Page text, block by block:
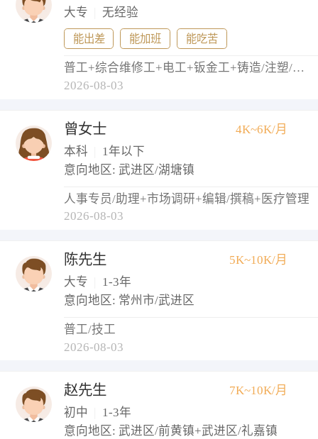
大专
无经验
能出差 能加班 能吃苦
普工+综合维修工+电工+钣金工+铸造/注塑/模具工
2026-08-03
曾女士
4K~6K/月
本科
1年以下
意向地区: 武进区/湖塘镇
人事专员/助理+市场调研+编辑/撰稿+医疗管理
2026-08-03
陈先生
5K~10K/月
大专
1-3年
意向地区: 常州市/武进区
普工/技工
2026-08-03
赵先生
7K~10K/月
初中
1-3年
意向地区: 武进区/前黄镇+武进区/礼嘉镇